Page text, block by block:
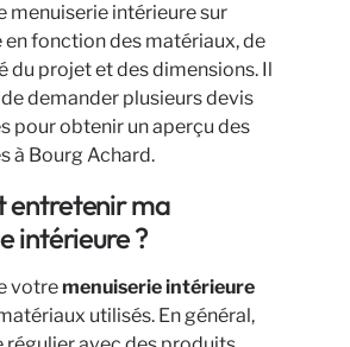
menuiserie intérieure sur
en fonction des matériaux, de
du projet et des dimensions. Il
demander plusieurs devis
pour obtenir un aperçu des
à Bourg Achard.
entretenir ma
intérieure ?
votremenuiserie intérieure
utilisés. En général,